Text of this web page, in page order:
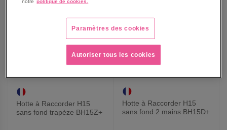
Hotte à Raccorder H15
sans fond trapèze BH15Z+
Hotte à Raccorder H15
sans fond 2 mains BH15D+
notre politique de cookies.
Paramètres des cookies
Autoriser tous les cookies